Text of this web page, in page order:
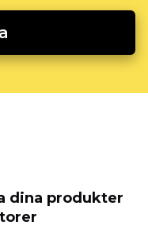
dina produkter